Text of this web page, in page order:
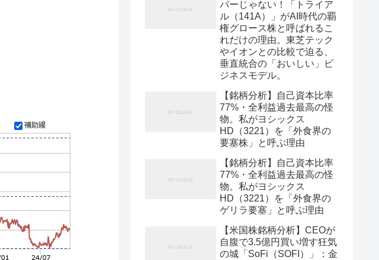
パーじゃない！「トライア
ル（141A）」がAI時代の覇
権グロース株と呼ばれるこ
れだけの理由。東芝テック
やイオンとの比較で迫る、
垂直統合の「おいしい」ビ
ジネスモデル。
【銘柄分析】自己資本比率
77%・全利益過去最高の怪
物。私がヨシックス
HD（3221）を「外食界の
要塞株」と呼ぶ理由
【銘柄分析】自己資本比率
77%・全利益過去最高の怪
物。私がヨシックス
HD（3221）を「外食界の
ゲリラ要塞」と呼ぶ理由
【米国株銘柄分析】CEOが
自腹で3.5億円買い増す狂気
の城「SoFi（SOFI）」：金